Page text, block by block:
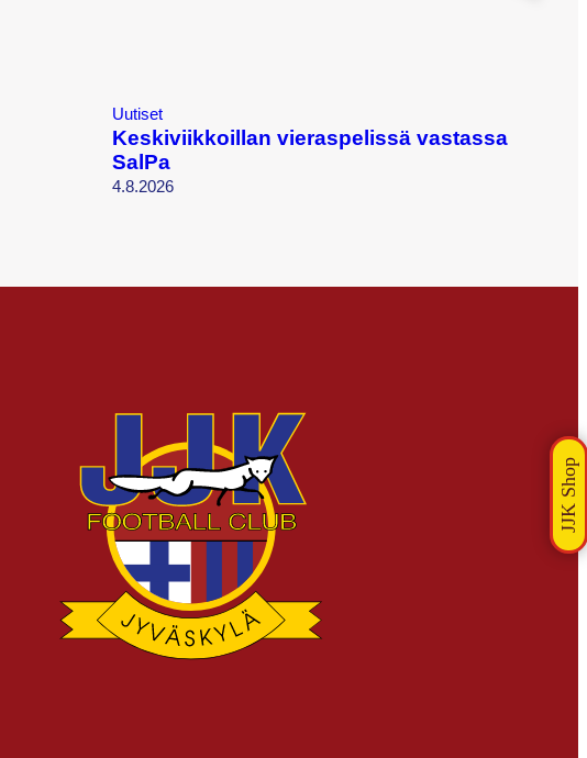
Uutiset
Keskiviikkoillan vieraspelissä vastassa
SalPa
4.8.2026